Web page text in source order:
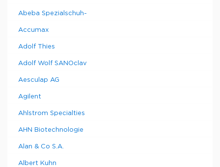
Abeba Spezialschuh-
Accumax
Adolf Thies
Adolf Wolf SANOclav
Aesculap AG
Agilent
Ahlstrom Specialties
AHN Biotechnologie
Alan & Co S.A.
Albert Kuhn